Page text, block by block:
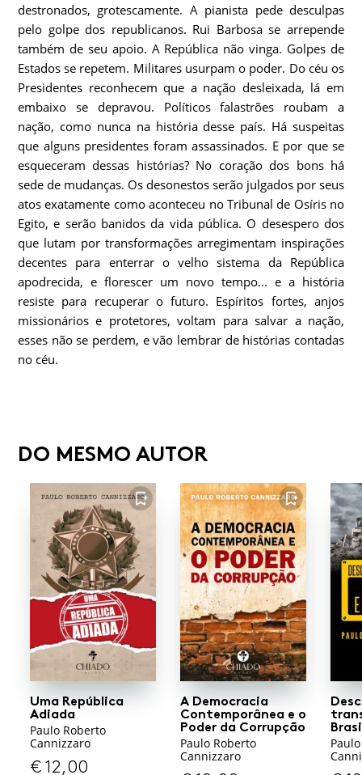
destronados, grotescamente. A pianista pede desculpas
pelo golpe dos republicanos. Rui Barbosa se arrepende
também de seu apoio. A República não vinga. Golpes de
Estados se repetem. Militares usurpam o poder. Do céu os
Presidentes reconhecem que a nação desleixada, lá em
embaixo se depravou. Políticos falastrões roubam a
nação, como nunca na história desse país. Há suspeitas
que alguns presidentes foram assassinados. E por que se
esqueceram dessas histórias? No coração dos bons há
sede de mudanças. Os desonestos serão julgados por seus
atos exatamente como aconteceu no Tribunal de Osíris no
Egito, e serão banidos da vida pública. O desespero dos
que lutam por transformações arregimentam inspirações
decentes para enterrar o velho sistema da República
apodrecida, e florescer um novo tempo... e a história
resiste para recuperar o futuro. Espíritos fortes, anjos
missionários e protetores, voltam para salvar a nação,
esses não se perdem, e vão lembrar de histórias contadas
no céu.
DO MESMO AUTOR
FAVORITO
Uma República
Adiada
Paulo Roberto
Cannizzaro
€12,00
FAVORITO
A Democracia
Contemporânea e o
Poder da Corrupção
Paulo Roberto
Cannizzaro